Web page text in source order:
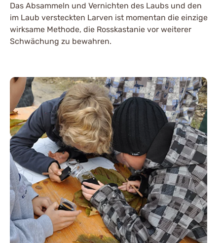
Das Absammeln und Vernichten des Laubs und den
im Laub versteckten Larven ist momentan die einzige
wirksame Methode, die Rosskastanie vor weiterer
Schwächung zu bewahren.